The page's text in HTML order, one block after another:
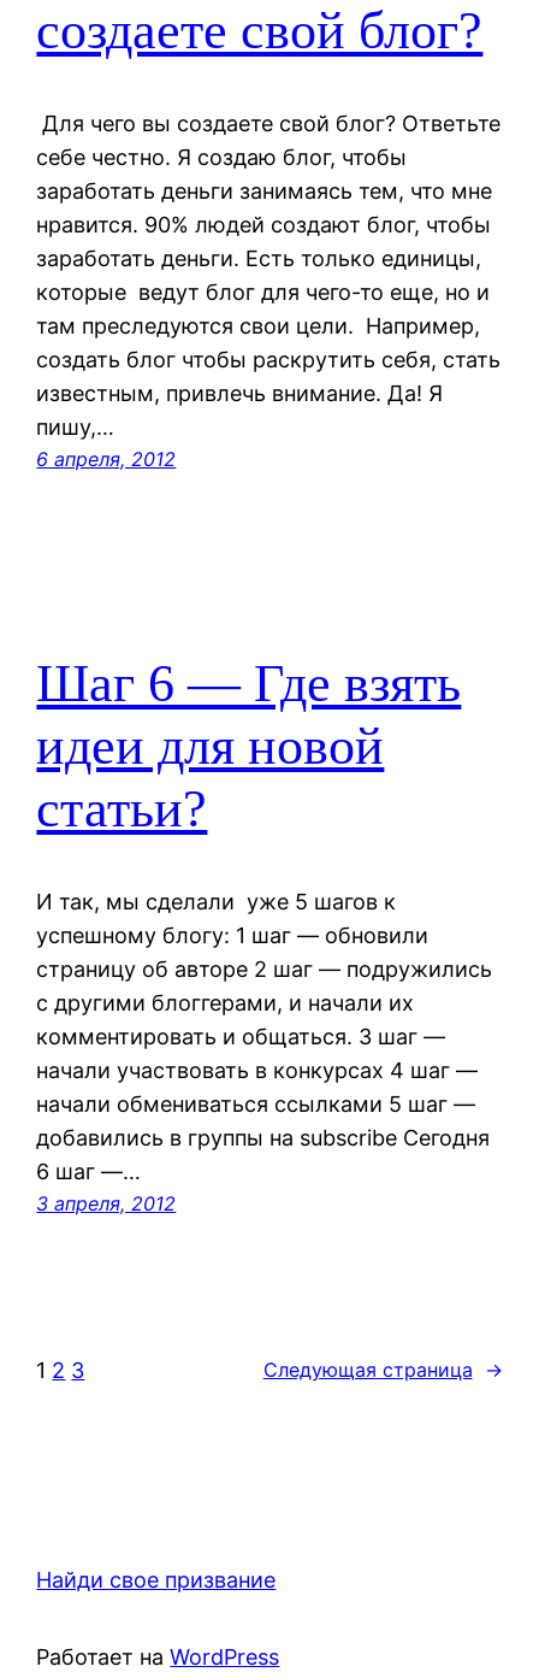
создаете свой блог?
Для чего вы создаете свой блог? Ответьте
себе честно. Я создаю блог, чтобы
заработать деньги занимаясь тем, что мне
нравится. 90% людей создают блог, чтобы
заработать деньги. Есть только единицы,
которые ведут блог для чего-то еще, но и
там преследуются свои цели. Например,
создать блог чтобы раскрутить себя, стать
известным, привлечь внимание. Да! Я
пишу,…
6 апреля, 2012
Шаг 6 — Где взять
идеи для новой
статьи?
И так, мы сделали уже 5 шагов к
успешному блогу: 1 шаг — обновили
страницу об авторе 2 шаг — подружились
с другими блоггерами, и начали их
комментировать и общаться. 3 шаг —
начали участвовать в конкурсах 4 шаг —
начали обмениваться ссылками 5 шаг —
добавились в группы на subscribe Сегодня
6 шаг —…
3 апреля, 2012
1 2 3 Следующая страница →
Найди свое призвание
Работает наWordPress